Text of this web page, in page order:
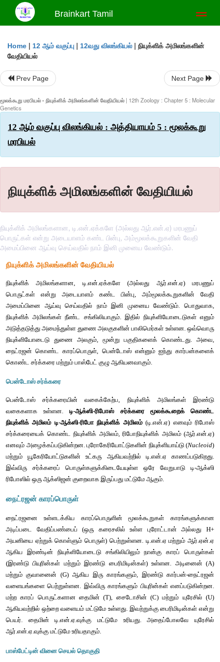
Brainkart Tamil
Home | 12 ஆம் வகுப்பு | 12வது விலங்கியல் | நியுக்ளிக் அமிலங்களின்
வேதியியல்
Prev Page Next Page
மூலக்கூறு மரபியல் - நியுக்ளிக் அமிலங்களின் வேதியியல் | 12th Zoology : Chapter 5 : Molecular
Genetics
12 ஆம் வகுப்பு விலங்கியல் : அத்தியாயம் 5 : மூலக்கூறு
மரபியல்
நியுக்ளிக் அமிலங்களின் வேதியியல்
நியுக்ளிக் அமிலங்களான, டி.என்.ஏக்களே (அல்லது ஆர்.என்.ஏ) மரபணுப்
பொருட்கள் என்று அடையாளம் கண்ட பின்பு, அம்மூலக்கூறுகளின் வேதி
அமைப்பினை ஆய்வு செய்வதில் நாம் இனி முனைய வேண்டும்.
நியுக்ளிக் அமிலங்களின் வேதியியல்
நியுக்ளிக் அமிலங்களான, டி.என்.ஏக்களே (அல்லது
பொருட்கள் என்று அடையாளம் கண்ட பின்பு,
அமைப்பினை ஆய்வு செய்வதில் நாம் இனி முனைய
நியுக்ளிக் அமிலங்கள் நீண்ட சங்கிலியாகும். இதில்
அடுத்தடுத்து அமைந்துள்ள துணை அலகுகளின் பாலிமெர்கள்
நியுக்ளியோடைடு துணை அலகும், மூன்று பகுதிகளைக்
நைட்ரஜன் கொண்ட காரப்பொருள், பென்டோஸ் என்னும் ஐந்து
கொண்ட சர்க்கரை மற்றும் பாஸ்பேட் குழு ஆகியனவாகும்.
பென்டோஸ் சர்க்கரை
பென்டோஸ் சர்க்கரையின் வகைக்கேற்ப, நியுக்ளிக்
வகைகளாக உள்ளன.
டி-ஆக்ஸி-ரிபோஸ் சர்க்கரை
நியுக்ளிக் அமிலம் டி-ஆக்ஸி-ரிபோ நியுக்ளிக் அமிலம் (டி.என்.ஏ)
சர்க்கரையைக் கொண்ட நியுக்ளிக் அமிலம், ரிபோநியுக்ளிக்
எனவும் அழைக்கப்படுகின்றன. புரோகேரியோட்டுகளின்
மற்றும் யூகேரியோட்டுகளின் உட்கரு ஆகியவற்றில் டி.என்.ஏ
இவ்விரு சர்க்கரைப் பொருள்களுக்கிடையேயுள்ள ஒரே
ரிபோஸில் ஒரு ஆக்ஸிஜன் குறைவாக இருப்பது மட்டுமே ஆகும்.
நைட்ரஜன் காரப்பொருள்
நைட்ரஜனை உள்ளடக்கிய காரப்பொருளின் மூலக்கூறுகள்